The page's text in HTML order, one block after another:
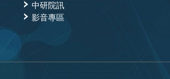
中研院訊
影音專區